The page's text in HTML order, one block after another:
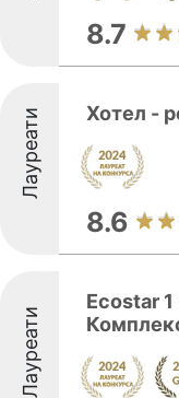
8.7
Лауреати Хотел -
8.6
Лауреати
Ecostar